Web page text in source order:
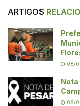
ARTIGOS
08/
Nota
08/